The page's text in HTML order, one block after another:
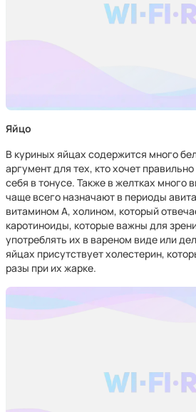
Яйцо
В куриных яйцах содержится много
аргумент для тех, кто хочет
себя в тонусе. Также в желтках много
чаще всего назначают в периоды
витамином А, холином, который
каротиноиды, которые важны для
употреблять их в вареном виде или
яйцах присутствует холестерин,
разы при их жарке.